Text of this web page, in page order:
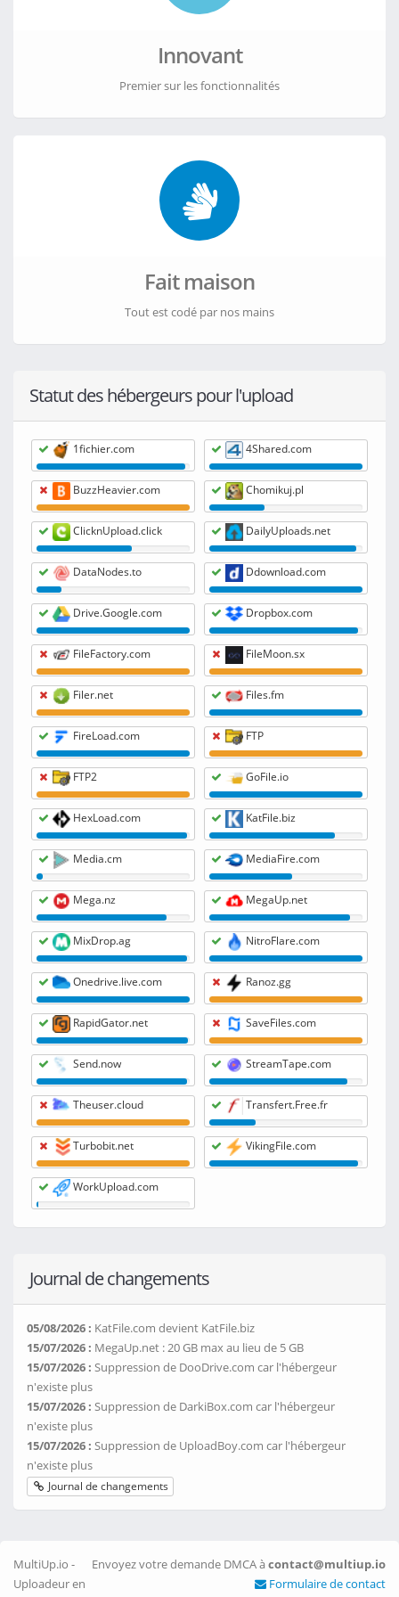
MegaUp.net
1fichier.com
Theuser.cloud
Mega.nz
Innovant
Premier sur les fonctionnalités
Fait maison
Tout est codé par nos mains
Statut des hébergeurs pour l'upload
1fichier.com 4Shared.com
BuzzHeavier.com Chomikuj.pl
ClicknUpload.click DailyUploads.net
DataNodes.to Ddownload.com
Drive.Google.com Dropbox.com
FileFactory.com FileMoon.sx
Filer.net Files.fm
FireLoad.com FTP
FTP2 GoFile.io
HexLoad.com KatFile.biz
Media.cm MediaFire.com
Mega.nz MegaUp.net
MixDrop.ag NitroFlare.com
Onedrive.live.com Ranoz.gg
RapidGator.net SaveFiles.com
Send.now StreamTape.com
Theuser.cloud Transfert.Free.fr
Turbobit.net VikingFile.com
WorkUpload.com
Journal de changements
05/08/2026 : KatFile.com devient KatFile.biz
15/07/2026 : MegaUp.net : 20 GB max au lieu de 5 GB
15/07/2026 : Suppression de DooDrive.com car l'hébergeur
n'existe plus
15/07/2026 : Suppression de DarkiBox.com car l'hébergeur
n'existe plus
15/07/2026 : Suppression de UploadBoy.com car l'hébergeur
n'existe plus
Journal de changements
Envoyez votre demande DMCA àcontact@multiup.io
Formulaire de contact
MultiUp.io -
Uploadeur en